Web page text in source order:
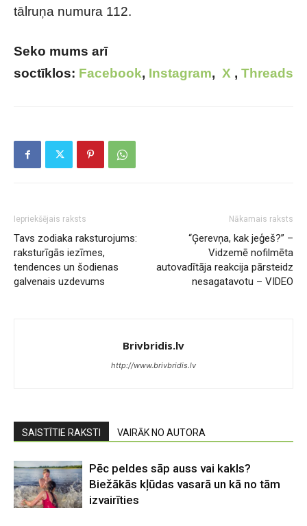
tālruņa numura 112.
Seko mums arī
soctīklos: Facebook, Instagram, X , Threads
Iepriekšējais raksts
Tavs zodiaka raksturojums:
raksturīgās iezīmes,
tendences un šodienas
galvenais uzdevums
Nākamais raksts
“Ģerevņa, kak jeģeš?” –
Vidzemē nofilmēta
autovadītāja reakcija pārsteidz
nesagatavotu – VIDEO
Brivbridis.lv
http://www.brivbridis.lv
SAISTĪTIE RAKSTI VAIRĀK NO AUTORA
Pēc peldes sāp auss vai kakls?
Biežākās kļūdas vasarā un kā no tām
izvairīties